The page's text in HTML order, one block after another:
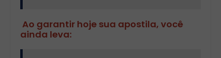
Ao garantir hoje sua apostila, você
ainda leva: